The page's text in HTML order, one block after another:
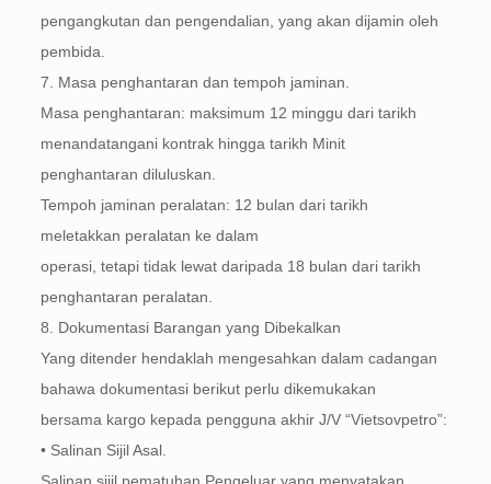
pengangkutan dan pengendalian, yang akan dijamin oleh
pembida.
7. Masa penghantaran dan tempoh jaminan.
Masa penghantaran: maksimum 12 minggu dari tarikh
menandatangani kontrak hingga tarikh Minit
penghantaran diluluskan.
Tempoh jaminan peralatan: 12 bulan dari tarikh
meletakkan peralatan ke dalam
operasi, tetapi tidak lewat daripada 18 bulan dari tarikh
penghantaran peralatan.
8. Dokumentasi Barangan yang Dibekalkan
Yang ditender hendaklah mengesahkan dalam cadangan
bahawa dokumentasi berikut perlu dikemukakan
bersama kargo kepada pengguna akhir J/V “Vietsovpetro”:
• Salinan Sijil Asal.